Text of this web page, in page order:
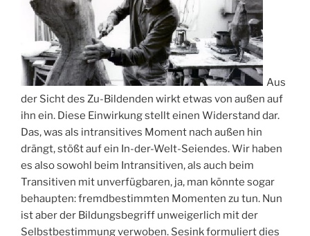
Aus
der Sicht des Zu-Bildenden wirkt etwas von außen auf
ihn ein. Diese Einwirkung stellt einen Widerstand dar.
Das, was als intransitives Moment nach außen hin
drängt, stößt auf ein In-der-Welt-Seiendes. Wir haben
es also sowohl beim Intransitiven, als auch beim
Transitiven mit unverfügbaren, ja, man könnte sogar
behaupten: fremdbestimmten Momenten zu tun. Nun
ist aber der Bildungsbegriff unweigerlich mit der
Selbstbestimmung verwoben. Sesink formuliert dies